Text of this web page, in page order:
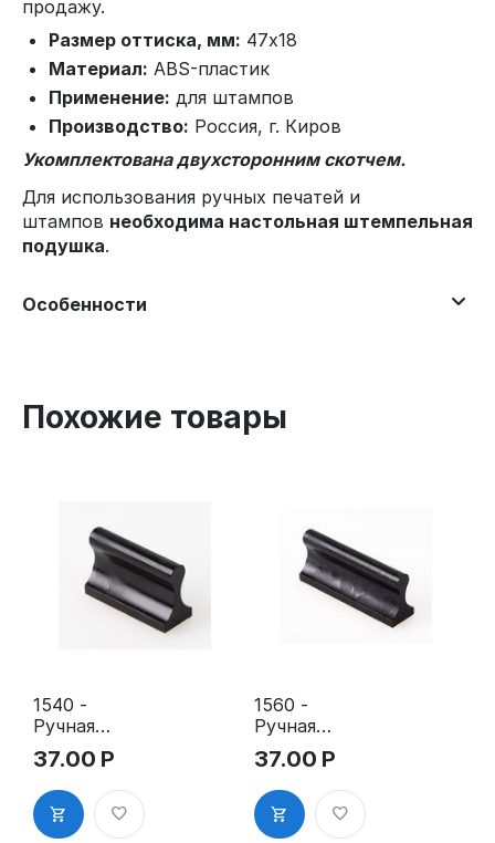
продажу.
Размер оттиска, мм: 47х18
Материал: ABS-пластик
Применение: для штампов
Производство: Россия, г. Киров
Укомплектована двухсторонним скотчем.
Для использования ручных печатей и
штампов необходима настольная штемпельная
подушка.
Особенности
Похожие товары
1540 -
Ручная
оснастка
для штампа
15х40 мм с
клеевым
слоем
37.00 Р
1560 -
Ручная
оснастка
для штампа
15х60 мм с
клеевым
слоем
37.00 Р